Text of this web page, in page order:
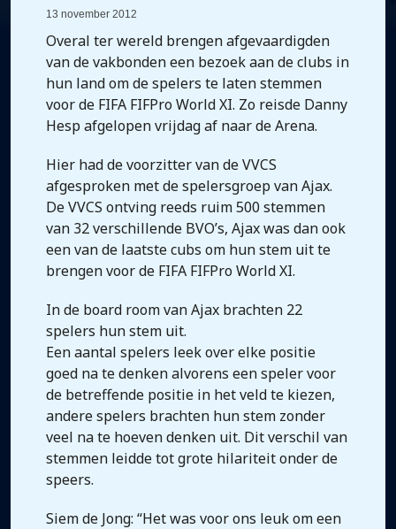
13 november 2012
Overal ter wereld brengen afgevaardigden
van de vakbonden een bezoek aan de clubs in
hun land om de spelers te laten stemmen
voor de FIFA FIFPro World XI. Zo reisde Danny
Hesp afgelopen vrijdag af naar de Arena.
Hier had de voorzitter van de VVCS
afgesproken met de spelersgroep van Ajax.
De VVCS ontving reeds ruim 500 stemmen
van 32 verschillende BVO’s, Ajax was dan ook
een van de laatste cubs om hun stem uit te
brengen voor de FIFA FIFPro World XI.
In de board room van Ajax brachten 22
spelers hun stem uit.
Een aantal spelers leek over elke positie
goed na te denken alvorens een speler voor
de betreffende positie in het veld te kiezen,
andere spelers brachten hun stem zonder
veel na te hoeven denken uit. Dit verschil van
stemmen leidde tot grote hilariteit onder de
speers.
Siem de Jong: “Het was voor ons leuk om een